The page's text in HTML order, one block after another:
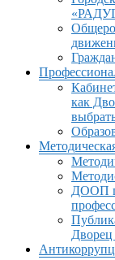
как
ДООП
Дворец